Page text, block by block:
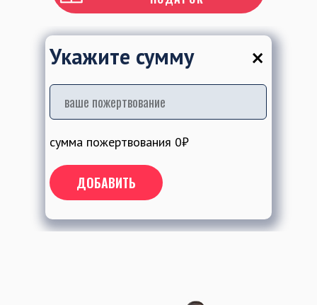
Укажите сумму
сумма пожертвования 0₽
ДОБАВИТЬ
×